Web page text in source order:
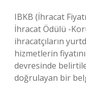
IBKB (İhracat
İhracat Ödülü -
ihracatçıların
hizmetlerin
devresinde
doğrulayan bir